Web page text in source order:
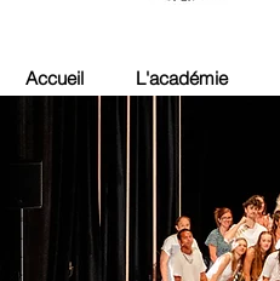
Accueil L'académie